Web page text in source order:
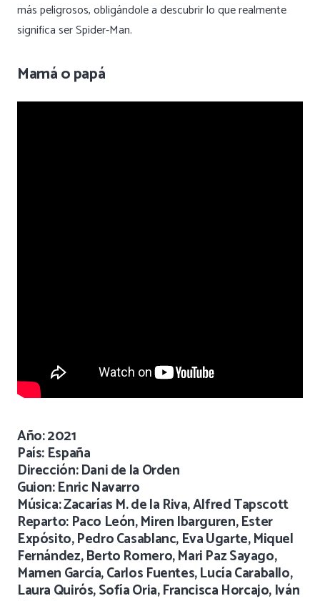
más peligrosos, obligándole a descubrir lo que realmente
significa ser Spider-Man.
Mamá o papá
Año: 2021
País: España
Dirección: Dani de la Orden
Guion: Enric Navarro
Música: Zacarías M. de la Riva, Alfred Tapscott
Reparto: Paco León, Miren Ibarguren, Ester
Expósito, Pedro Casablanc, Eva Ugarte, Miquel
Fernández, Berto Romero, Mari Paz Sayago,
Mamen García, Carlos Fuentes, Lucía Caraballo,
Laura Quirós, Sofía Oria, Francisca Horcajo, Iván